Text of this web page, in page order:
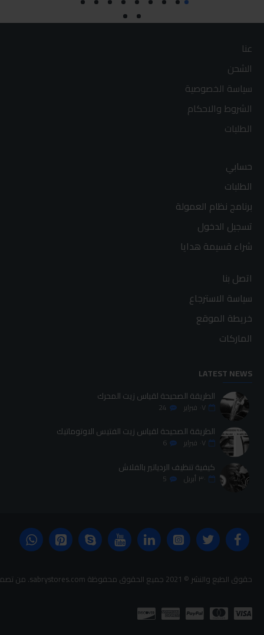
عنا
الشحن
سياسة الخصوصية
الشروط والاحكام
الطلبات
حسابي
الطلبات
برنامج نظام العمولة
تسجيل الدخول
شراء قسيمة هدايا
اتصل بنا
سياسة الاسترجاع
خريطة الموقع
الماركات
LATEST NEWS
الطريقة الصحيحة لقياس زيت المحرك
٠٧ فبراير 24
الطريقة الصحيحة لقياس زيت الفتيس الاوتوماتيك
٠٧ فبراير 6
كيفية تنظيف الردياتير بالفلاش
٣٠ أبريل 5
حقوق الطبع والنشر © 2021 جميع الحقوق محفوظة sabrystores.com. من تصميم-